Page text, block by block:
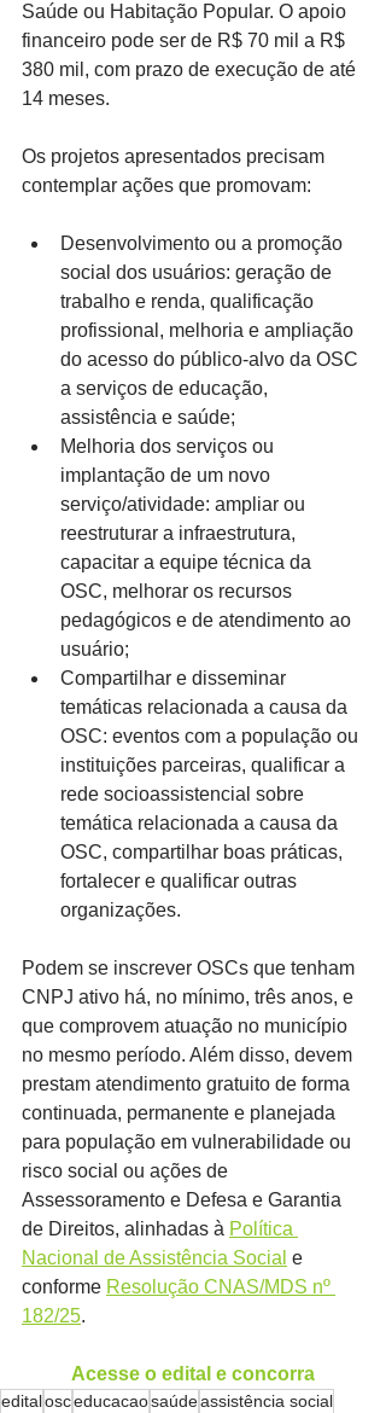
Saúde ou Habitação Popular. O apoio
financeiro pode ser de R$ 70 mil a R$
380 mil, com prazo de execução de até
14 meses.
Os projetos apresentados precisam
contemplar ações que promovam:
Desenvolvimento ou a promoção
social dos usuários: geração de
trabalho e renda, qualificação
profissional, melhoria e ampliação
do acesso do público-alvo da OSC
a serviços de educação,
assistência e saúde;
Melhoria dos serviços ou
implantação de um novo
serviço/atividade: ampliar ou
reestruturar a infraestrutura,
capacitar a equipe técnica da
OSC, melhorar os recursos
pedagógicos e de atendimento ao
usuário;
Compartilhar e disseminar
temáticas relacionada a causa da
OSC: eventos com a população ou
instituições parceiras, qualificar a
rede socioassistencial sobre
temática relacionada a causa da
OSC, compartilhar boas práticas,
fortalecer e qualificar outras
organizações.
Podem se inscrever OSCs que tenham
CNPJ ativo há, no mínimo, três anos, e
que comprovem atuação no município
no mesmo período. Além disso, devem
prestam atendimento gratuito de forma
continuada, permanente e planejada
para população em vulnerabilidade ou
risco social ou ações de
Assessoramento e Defesa e Garantia
de Direitos, alinhadas à Política
Nacional de Assistência Social e
conforme Resolução CNAS/MDS nº
182/25.
Acesse o edital e concorra
editalosceducacaosaúdeassistência social